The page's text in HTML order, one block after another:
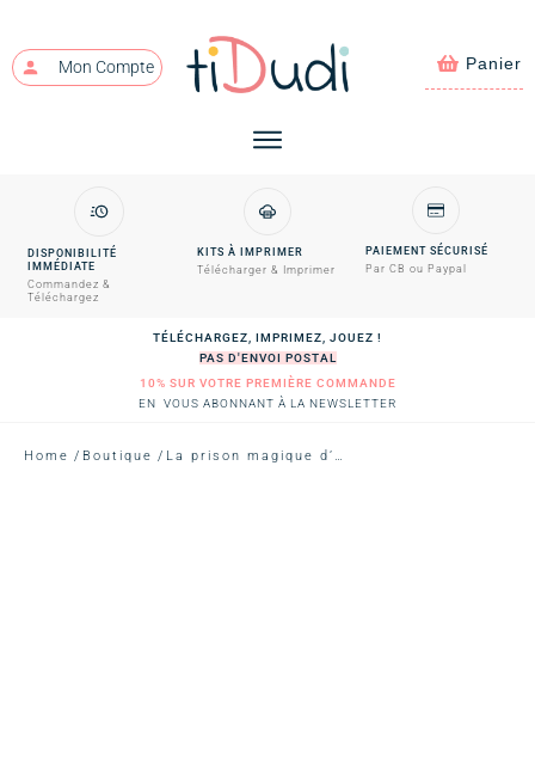
Mon Compte Panier
DISPONIBILITÉ
IMMÉDIATE
Commandez &
Téléchargez
KITS À IMPRIMER
Télécharger & Imprimer
PAIEMENT SÉCURISÉ
Par CB ou Paypal
TÉLÉCHARGEZ, IMPRIMEZ, JOUEZ !
PAS D'ENVOI POSTAL
10% SUR VOTRE PREMIÈRE COMMANDE
EN VOUS ABONNANT À LA NEWSLETTER
Home / Boutique / La prison magique d’Izilberthe (épisode 1)